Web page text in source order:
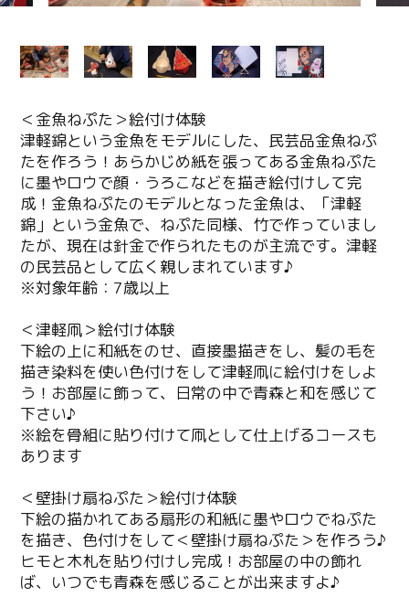
＜金魚ねぷた＞絵付け体験
津軽錦という金魚をモデルにした、民芸品金魚ねぷ
たを作ろう！あらかじめ紙を張ってある金魚ねぷた
に墨やロウで顔・うろこなどを描き絵付けして完
成！金魚ねぷたのモデルとなった金魚は、「津軽
錦」という金魚で、ねぷた同様、竹で作っていまし
たが、現在は針金で作られたものが主流です。津軽
の民芸品として広く親しまれています♪
※対象年齢：7歳以上
＜津軽凧＞絵付け体験
下絵の上に和紙をのせ、直接墨描きをし、髪の毛を
描き染料を使い色付けをして津軽凧に絵付けをしよ
う！お部屋に飾って、日常の中で青森と和を感じて
下さい♪
※絵を骨組に貼り付けて凧として仕上げるコースも
あります
＜壁掛け扇ねぷた＞絵付け体験
下絵の描かれてある扇形の和紙に墨やロウでねぷた
を描き、色付けをして＜壁掛け扇ねぷた＞を作ろう♪
ヒモと木札を貼り付けし完成！お部屋の中の飾れ
ば、いつでも青森を感じることが出来ますよ♪